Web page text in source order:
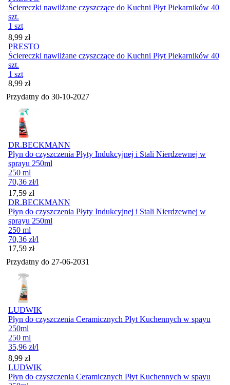
Ściereczki nawilżane czyszczące do Kuchni Płyt Piekarników 40
szt.
1 szt
Cena
8,99 zł
PRESTO
Ściereczki nawilżane czyszczące do Kuchni Płyt Piekarników 40
szt.
1 szt
Cena
8,99 zł
Przydatny do 30-10-2027
DR.BECKMANN
Płyn do czyszczenia Płyty Indukcyjnej i Stali Nierdzewnej w
sprayu 250ml
250 ml
70,36 zł/l
Cena
17,59 zł
DR.BECKMANN
Płyn do czyszczenia Płyty Indukcyjnej i Stali Nierdzewnej w
sprayu 250ml
250 ml
70,36 zł/l
Cena
17,59 zł
Przydatny do 27-06-2031
LUDWIK
Płyn do czyszczenia Ceramicznych Płyt Kuchennych w spayu
250ml
250 ml
35,96 zł/l
Cena
8,99 zł
LUDWIK
Płyn do czyszczenia Ceramicznych Płyt Kuchennych w spayu